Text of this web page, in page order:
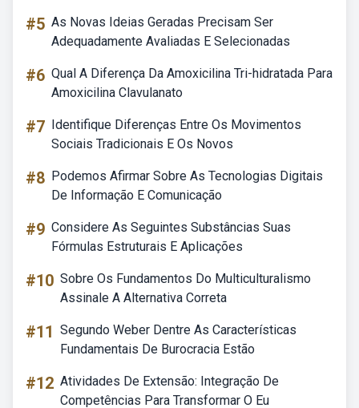
#5 As Novas Ideias Geradas Precisam Ser
Adequadamente Avaliadas E Selecionadas
#6 Qual A Diferença Da Amoxicilina Tri-hidratada Para
Amoxicilina Clavulanato
#7 Identifique Diferenças Entre Os Movimentos
Sociais Tradicionais E Os Novos
#8 Podemos Afirmar Sobre As Tecnologias Digitais
De Informação E Comunicação
#9 Considere As Seguintes Substâncias Suas
Fórmulas Estruturais E Aplicações
#10 Sobre Os Fundamentos Do Multiculturalismo
Assinale A Alternativa Correta
#11 Segundo Weber Dentre As Características
Fundamentais De Burocracia Estão
#12 Atividades De Extensão: Integração De
Competências Para Transformar O Eu